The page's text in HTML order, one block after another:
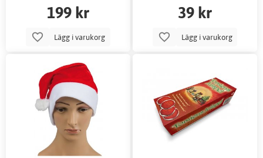
199 kr
Lägg i varukorg
39 kr
Lägg i varukorg